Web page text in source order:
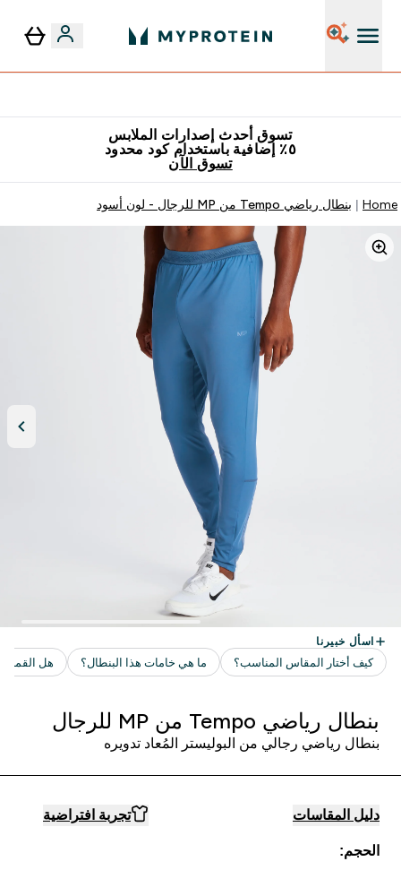
تسوق أحدث إصدارات الملابس
٥٪ إضافية باستخدام كود محدود
تسوق الآن
Home بنطال رياضي Tempo من MP للرجال - لون أسود
بنطال رياضي Tempo من MP للرجال
بنطال رياضي رجالي من البوليستر المُعاد تدويره
دليل المقاسات تجربة افتراضية
الحجم: